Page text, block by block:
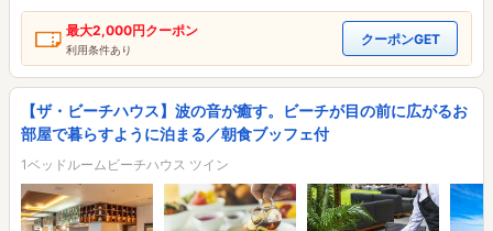
最大2,000円クーポン
利用条件あり
クーポンGET
【ザ・ビーチハウス】波の音が癒す。ビーチが目の前に広がるお
部屋で暮らすように泊まる／朝食ブッフェ付
1ベッドルームビーチハウス ツイン